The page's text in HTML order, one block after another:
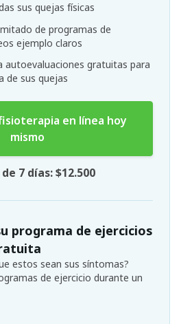
sus quejas físicas
de programas de
ejemplo claros
autoevaluaciones gratuitas para
de sus quejas
en línea hoy
mismo
7 días: $12.500
programa de ejercicios
estos sean sus síntomas?
de ejercicio durante un